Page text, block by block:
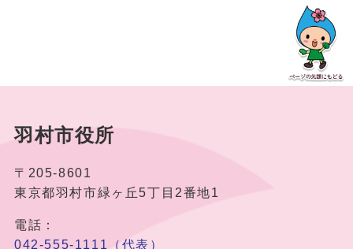
羽村市役所
〒205-8601
東京都羽村市緑ヶ丘5丁目2番地1
電話：
042-555-1111（代表）